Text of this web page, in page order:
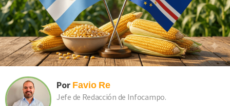
Por Favio Re
Jefe de Redacción de Infocampo.